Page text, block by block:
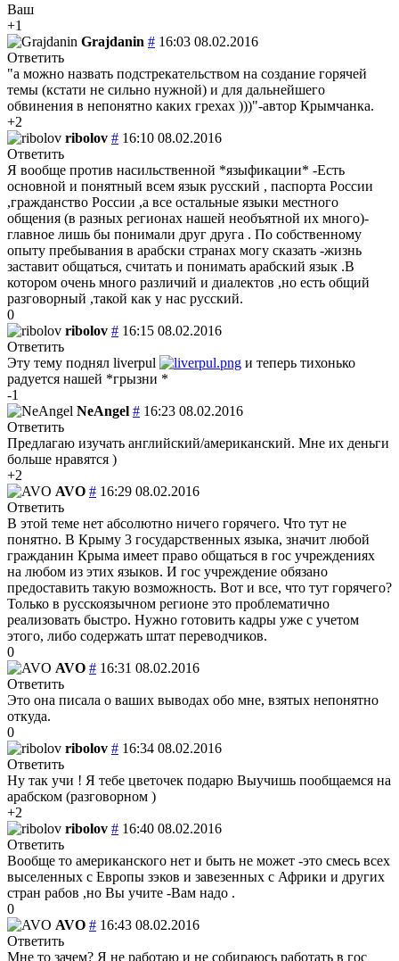
Ваш
+1
Grajdanin # 16:03 08.02.2016
Ответить
"а можно назвать подстрекательством на создание горячей
темы (кстати не сильно нужной) и для дальнейшего
обвинения в непонятно каких грехах )))"-автор Крымчанка.
+2
ribolov # 16:10 08.02.2016
Ответить
Я вообще против насильственной *языфикации* -Есть
основной и понятный всем язык русский , паспорта России
,гражданство России ,а все остальные языки местного
общения (в разных регионах нашей необъятной их много)-
главное лишь бы понимали друг друга . По собственному
опыту пребывания в арабски странах могу сказать -жизнь
заставит общаться, считать и понимать арабский язык .В
котором очень много различий и диалектов ,но есть общий
разговорный ,такой как у нас русский.
0
ribolov # 16:15 08.02.2016
Ответить
Эту тему поднял liverpul
и теперь тихонько
радуется нашей *грызни *
-1
NeAngel # 16:23 08.02.2016
Ответить
Предлагаю изучать английский/американский. Мне их деньги
больше нравятся )
+2
AVO # 16:29 08.02.2016
Ответить
В этой теме нет абсолютно ничего горячего. Что тут не
понятно. В Крыму 3 государственных языка, значит любой
гражданин Крыма имеет право общаться в гос учреждениях
на любом из этих языков. И гос учреждение обязано
предоставить такую возможность. Вот и все, что тут горячего?
Только в русскоязычном регионе это проблематично
реализовать быстро. Нужно готовить кадры уже с учетом
этого, либо содержать штат переводчиков.
0
AVO # 16:31 08.02.2016
Ответить
Это она писала о ваших выводах обо мне, взятых непонятно
откуда.
0
ribolov # 16:34 08.02.2016
Ответить
Ну так учи ! Я тебе цветочек подарю Выучишь пообщаемся на
арабском (разговорном )
+2
ribolov # 16:40 08.02.2016
Ответить
Вообще то американского нет и быть не может -это смесь всех
выселенных с Европы зэков и завезенных с Африки и других
стран рабов ,но Вы учите -Вам надо .
0
AVO # 16:43 08.02.2016
Ответить
Мне то зачем? Я не работаю и не собираюсь работать в гос